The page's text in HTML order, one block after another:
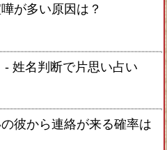
が多い原因は？
姓名判断で片思い占い
彼から連絡が来る確率は